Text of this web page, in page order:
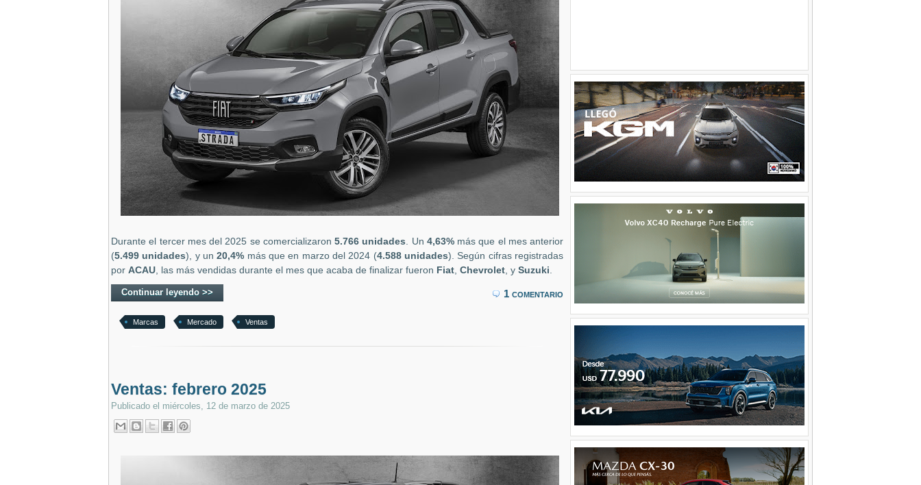
Durante el tercer mes del 2025 se comercializaron 5.766 unidades . Un 4,63%más que el mes anterior
(5.499 unidades), y un20,4% más que en marzo del 2024 (4.588 unidades). Según cifras registradas
por ACAU , las más vendidas durante el mes que acaba de finalizar fueron Fiat Chevrolet , y Suzuki
Continuar leyendo >> 1 comentario
Marcas Mercado Ventas
Ventas: febrero 2025
Publicado el miércoles, 12 de marzo de 2025